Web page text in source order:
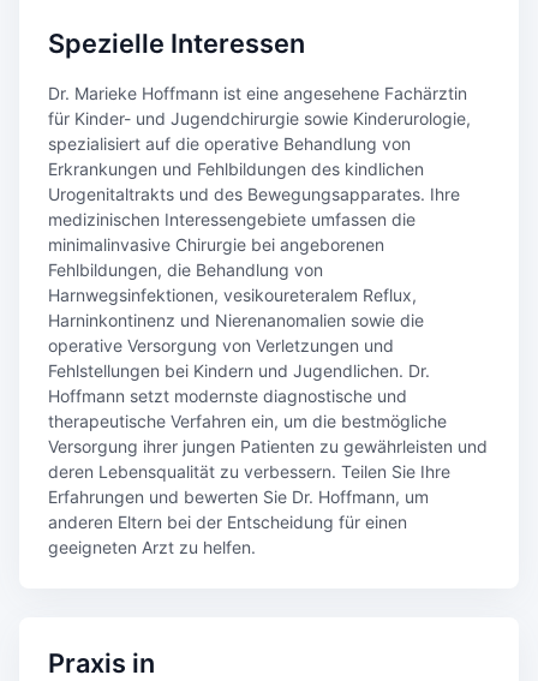
Spezielle Interessen
Dr. Marieke Hoffmann ist eine angesehene Fachärztin
für Kinder- und Jugendchirurgie sowie Kinderurologie,
spezialisiert auf die operative Behandlung von
Erkrankungen und Fehlbildungen des kindlichen
Urogenitaltrakts und des Bewegungsapparates. Ihre
medizinischen Interessengebiete umfassen die
minimalinvasive Chirurgie bei angeborenen
Fehlbildungen, die Behandlung von
Harnwegsinfektionen, vesikoureteralem Reflux,
Harninkontinenz und Nierenanomalien sowie die
operative Versorgung von Verletzungen und
Fehlstellungen bei Kindern und Jugendlichen. Dr.
Hoffmann setzt modernste diagnostische und
therapeutische Verfahren ein, um die bestmögliche
Versorgung ihrer jungen Patienten zu gewährleisten und
deren Lebensqualität zu verbessern. Teilen Sie Ihre
Erfahrungen und bewerten Sie Dr. Hoffmann, um
anderen Eltern bei der Entscheidung für einen
geeigneten Arzt zu helfen.
Praxis in